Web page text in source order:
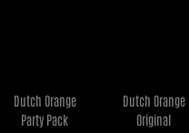
Dutch Orange
Party Pack
€49,95
Ler mais
Dutch Orange
Original
€ 7,95
Ler mais